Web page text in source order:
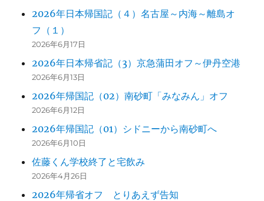
2026年日本帰国記（４）名古屋～内海～離島オ
フ（１）
2026年6月17日
2026年日本帰省記（3）京急蒲田オフ～伊丹空港
2026年6月13日
2026年帰国記（02）南砂町「みなみん」オフ
2026年6月12日
2026年帰国記（01）シドニーから南砂町へ
2026年6月10日
佐藤くん学校終了と宅飲み
2026年4月26日
2026年帰省オフ とりあえず告知